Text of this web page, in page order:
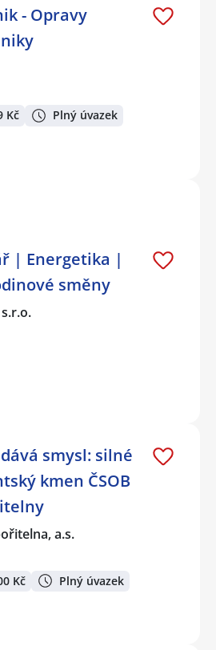
- Opravy
Kč Plný úvazek
| Energetika |
směny
smysl: silné
kmen ČSOB
a.s.
Kč Plný úvazek